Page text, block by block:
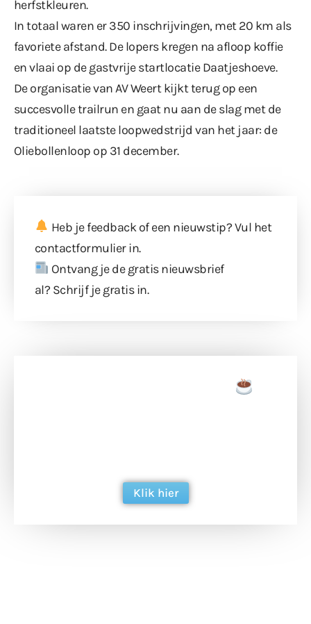
herfstkleuren.
In totaal waren er 350 inschrijvingen, met 20 km als
favoriete afstand. De lopers kregen na afloop koffie
en vlaai op de gastvrije startlocatie Daatjeshoeve.
De organisatie van AV Weert kijkt terug op een
succesvolle trailrun en gaat nu aan de slag met de
traditioneel laatste loopwedstrijd van het jaar: de
Oliebollenloop op 31 december.
Heb je feedback of een nieuwstip? Vul het
contactformulierin.
Ontvang je de gratis nieuwsbrief
al? Schrijf je gratis in.
Klik hier